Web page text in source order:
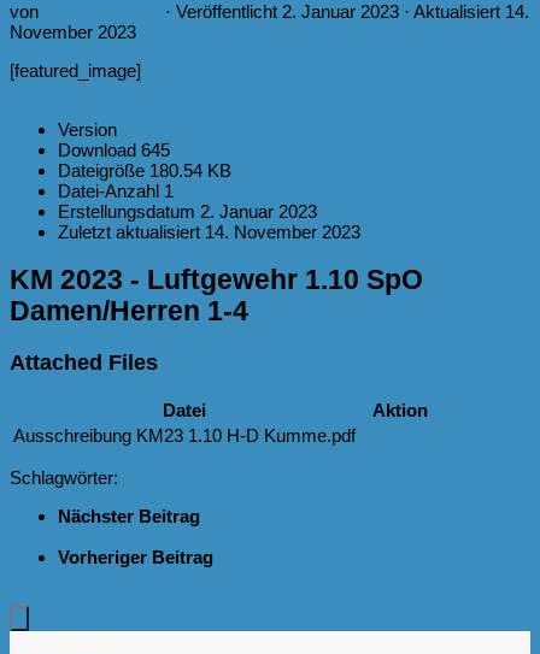
von · Veröffentlicht 2. Januar 2023 · Aktualisiert 14.
November 2023
[featured_image]
Version
Download 645
Dateigröße 180.54 KB
Datei-Anzahl 1
Erstellungsdatum 2. Januar 2023
Zuletzt aktualisiert 14. November 2023
KM 2023 - Luftgewehr 1.10 SpO
Damen/Herren 1-4
Attached Files
Datei
Aktion
Ausschreibung KM23 1.10 H-D Kumme.pdf
Schlagwörter:
Nächster Beitrag
Vorheriger Beitrag